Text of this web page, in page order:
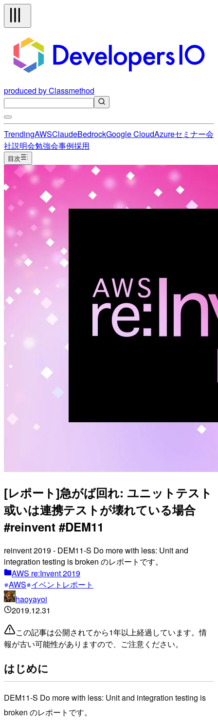
produced by Classmethod
TrendingAWSClaudeBedrockGoogle CloudAzureセミナー会
社説明会勉強会事例採用
目次
[レポート]急がば回れ: ユニットテスト
或いは連携テストが壊れている場合
#reinvent #DEM11
reinvent 2019 - DEM11-S Do more with less: Unit and
integration testing is broken のレポートです。
AWS re:Invent 2019
AWS イベントレポート
haoyayoi
2019.12.31
この記事は公開されてから1年以上経過しています。情
報が古い可能性がありますので、ご注意ください。
はじめに
DEM11-S Do more with less: Unit and integration testing is
broken のレポートです。